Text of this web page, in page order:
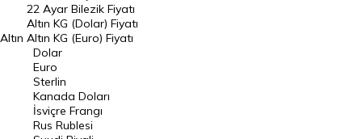
Dolar Kuru
Euro Kuru
Pound Kuru
Frank Kuru
Riyal Kuru
Altın
22 Ayar Bilezik Fiyatı
Altın KG (Dolar) Fiyatı
Altın KG (Euro) Fiyatı
Dolar
Euro
Sterlin
Kanada Doları
İsviçre Frangı
Rus Rublesi